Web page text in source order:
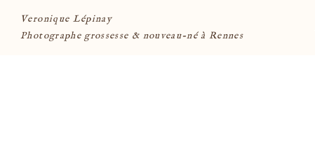
Veronique Lépinay
Photographe grossesse & nouveau-né à Rennes